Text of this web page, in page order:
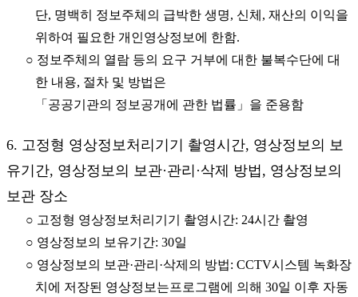
단, 명백히 정보주체의 급박한 생명, 신체, 재산의 이익을
위하여 필요한 개인영상정보에 한함.
○ 정보주체의 열람 등의 요구 거부에 대한 불복수단에 대
한 내용, 절차 및 방법은
「공공기관의 정보공개에 관한 법률」을 준용함
6. 고정형 영상정보처리기기 촬영시간, 영상정보의 보
유기간, 영상정보의 보관·관리·삭제 방법, 영상정보의
보관 장소
○ 고정형 영상정보처리기기 촬영시간: 24시간 촬영
○ 영상정보의 보유기간: 30일
○ 영상정보의 보관·관리·삭제의 방법: CCTV시스템 녹화장
치에 저장된 영상정보는프로그램에 의해 30일 이후 자동